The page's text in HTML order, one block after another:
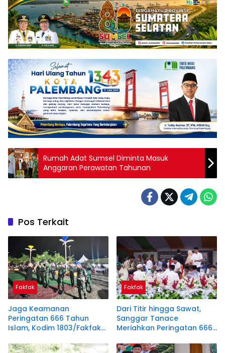
Rumah Adat Sumsel Diminta Masuk
Anggaran Perawatan Tahunan
Pos Terkait
Fakfak
Jaga Keamanan
Peringatan 666 Tahun
Islam, Kodim 1803/Fakfak
Kebersamaan
Fakfak
Dari Titir hingga Sawat,
Sanggar Tanace
Meriahkan Peringatan 666
Papua